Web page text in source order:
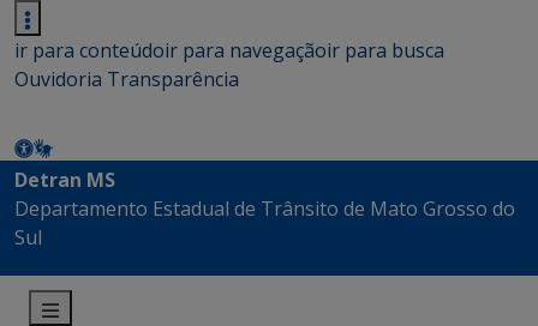
ir para conteúdoir para navegaçãoir para busca
Ouvidoria Transparência
Detran MS
Departamento Estadual de Trânsito de Mato Grosso do
Sul